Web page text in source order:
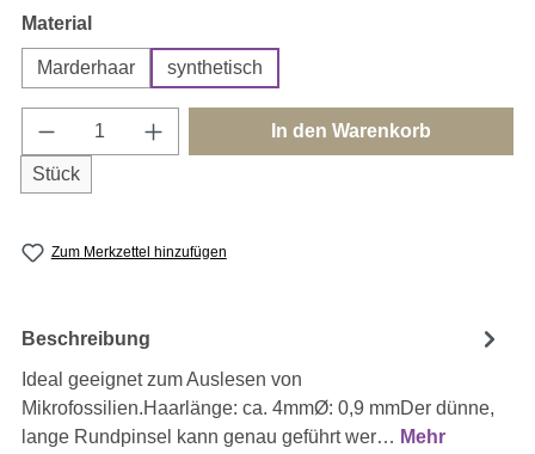
Materialauswählen
Marderhaar synthetisch
Produkt Anzahl: Gib den gewünschten
Stück
In den Warenkorb
Zum Merkzettel hinzufügen
Beschreibung
Ideal geeignet zum Auslesen von
Mikrofossilien.Haarlänge: ca. 4mmØ: 0,9 mmDer dünne,
lange Rundpinsel kann genau geführt wer… Mehr